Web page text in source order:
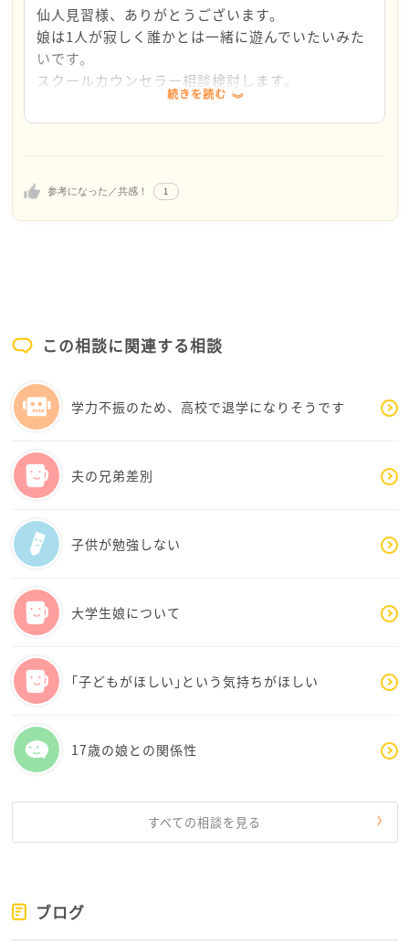
いました。
けれども、毎日家で泣いていると言うことは親として
耐えられないですよね。
クラスがどうなっているのか？休み時間の様子や先生
の子供への介入もわからないので
まずはスクールカウンセラーなどに相談してみてはい
る様です年齢的に・・）
ないでくださいね。
参考になった／共感！ 1
仙人見習様、ありがとうございます。
娘は1人が寂しく誰かとは一緒に遊んでいたいみた
いです。
スクールカウンセラー相談検討します。
あと、学校の外でもお友達と出逢う機会があるよう
に私からも行動に移してみたいと思います。毎日娘
りがとうございました。
続きを読む
この相談に関連する相談
学力不振のため、高校で退学になりそうです
夫の兄弟差別
子供が勉強しない
大学生娘について
｢子どもがほしい｣という気持ちがほしい
17歳の娘との関係性
すべての相談を見る
ブログ